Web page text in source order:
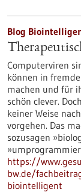
Blog
Computerviren
können in
machen und für
schön clever.
keiner Weise
vorgehen. Das
sozusagen
https://
bw.de/
biointelligent